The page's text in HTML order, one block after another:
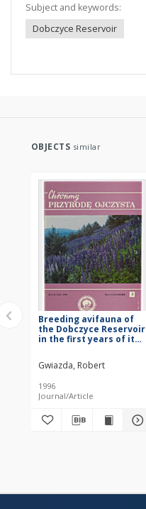
Subject and keywords:
Dobczyce Reservoir
OBJECTS similar
Breeding avifauna of
the Dobczyce Reservoir
in the first years of its
Gwiazda, Robert
1996
Journal/Article